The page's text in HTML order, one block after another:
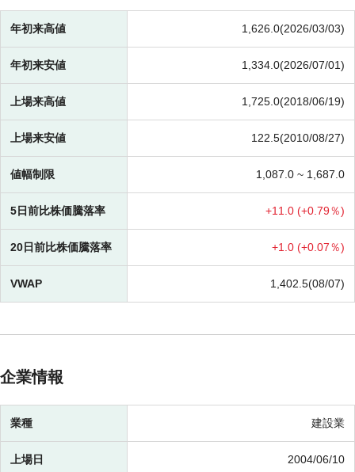
年初来高値 1,626.0(2026/03/03)
年初来安値 1,334.0(2026/07/01)
上場来高値 1,725.0(2018/06/19)
上場来安値 122.5(2010/08/27)
値幅制限 1,087.0 ~ 1,687.0
5日前比株価騰落率 +11.0 (+0.79％)
20日前比株価騰落率 +1.0 (+0.07％)
VWAP 1,402.5(08/07)
企業情報
業種 建設業
上場日 2004/06/10